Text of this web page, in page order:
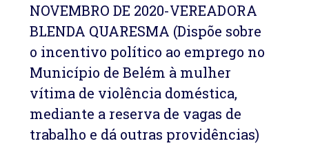
NOVEMBRO DE 2020-VEREADORA
BLENDA QUARESMA (Dispõe sobre
o incentivo político ao emprego no
Município de Belém à mulher
vítima de violência doméstica,
mediante a reserva de vagas de
trabalho e dá outras providências)